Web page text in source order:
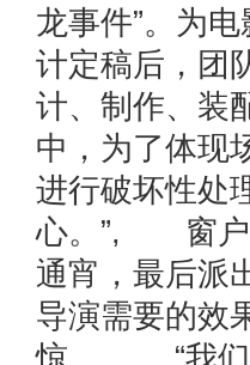
龙事件”。为
计定稿后，团
计、制作、装
中，为了体现
进行破坏性处
心。”, 窗户
通宵，最后派
导演需要的效
惊。, “我们